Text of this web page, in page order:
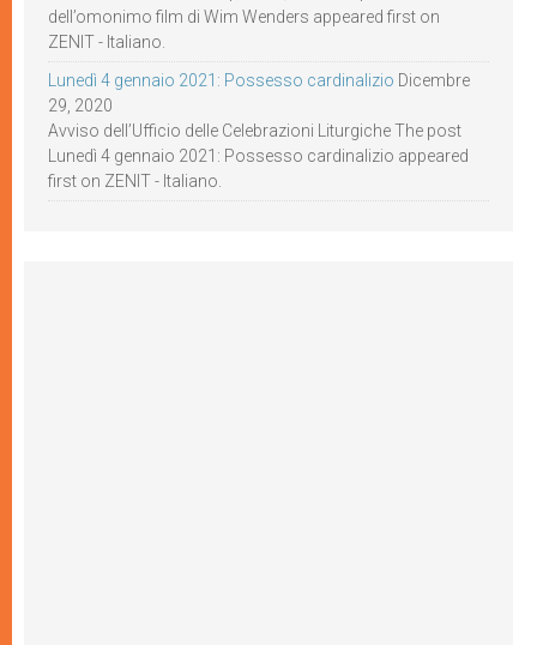
dell’omonimo film di Wim Wenders appeared first on
ZENIT - Italiano.
Lunedì 4 gennaio 2021: Possesso cardinalizio Dicembre
29, 2020
Avviso dell’Ufficio delle Celebrazioni Liturgiche The post
Lunedì 4 gennaio 2021: Possesso cardinalizio appeared
first on ZENIT - Italiano.